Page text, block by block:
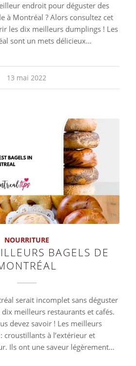
endroit pour déguster des
à Montréal ? Alors consultez cet
les dix meilleurs dumplings ! Les
sont un mets délicieux…
13 mai 2022
NOURRITURE
BAGELS DE
serait incomplet sans déguster
dix meilleurs restaurants et cafés.
devez savoir ! Les meilleurs
croustillants à l’extérieur et
Ils ont une saveur légèrement…